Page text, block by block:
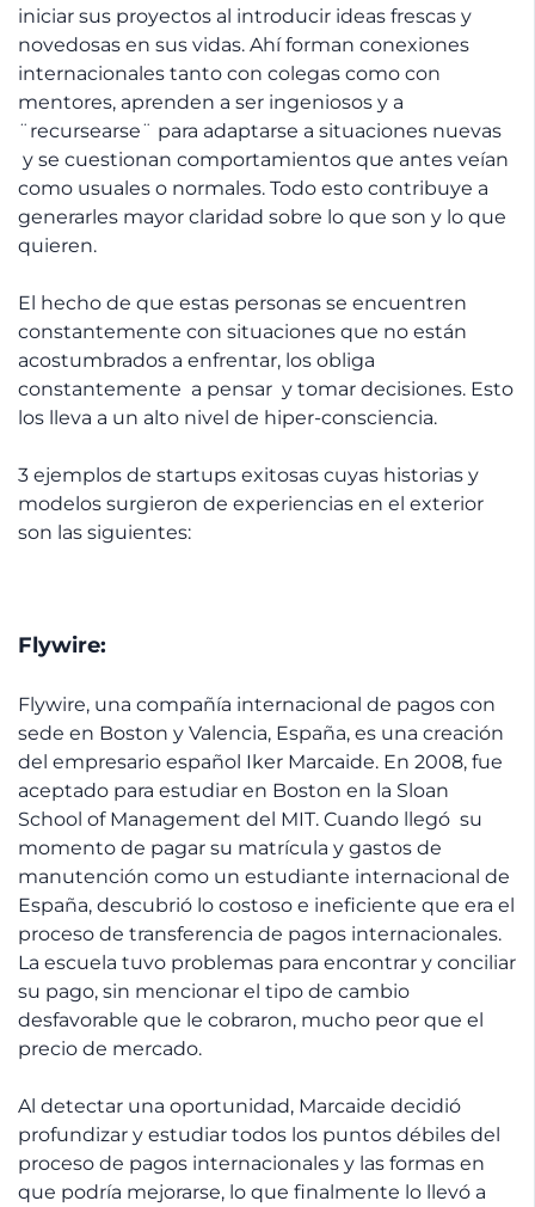
iniciar sus proyectos al introducir ideas frescas y
novedosas en sus vidas. Ahí forman conexiones
internacionales tanto con colegas como con
mentores, aprenden a ser ingeniosos y a
¨recursearse¨ para adaptarse a situaciones nuevas
y se cuestionan comportamientos que antes veían
como usuales o normales. Todo esto contribuye a
generarles mayor claridad sobre lo que son y lo que
quieren.
El hecho de que estas personas se encuentren
constantemente con situaciones que no están
acostumbrados a enfrentar, los obliga
constantemente a pensar y tomar decisiones. Esto
los lleva a un alto nivel de hiper-consciencia.
3 ejemplos de startups exitosas cuyas historias y
modelos surgieron de experiencias en el exterior
son las siguientes:
Flywire:
Flywire, una compañía internacional de pagos con
sede en Boston y Valencia, España, es una creación
del empresario español Iker Marcaide. En 2008, fue
aceptado para estudiar en Boston en la Sloan
School of Management del MIT. Cuando llegó su
momento de pagar su matrícula y gastos de
manutención como un estudiante internacional de
España, descubrió lo costoso e ineficiente que era el
proceso de transferencia de pagos internacionales.
La escuela tuvo problemas para encontrar y conciliar
su pago, sin mencionar el tipo de cambio
desfavorable que le cobraron, mucho peor que el
precio de mercado.
Al detectar una oportunidad, Marcaide decidió
profundizar y estudiar todos los puntos débiles del
proceso de pagos internacionales y las formas en
que podría mejorarse, lo que finalmente lo llevó a